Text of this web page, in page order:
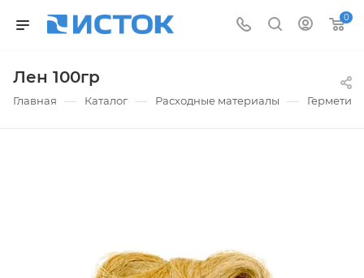
0
Лен 100гр
Главная — Каталог — Расходные материалы —